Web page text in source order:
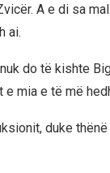
A e di sa
ai.
do të kishte
mia e të më
duke